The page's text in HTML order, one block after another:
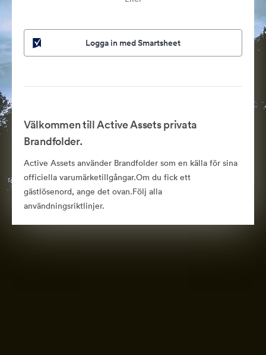
Logga in med Smartsheet
Välkommen till Active Assets privata
Brandfolder.
Active Assets använder Brandfolder som en källa för sina
officiella varumärketillgångar.Om du fick ett
gästlösenord, ange det ovan.Följ alla
användningsriktlinjer.